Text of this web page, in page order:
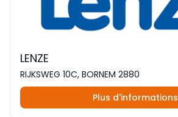
LENZE
RIJKSWEG 10C, BORNEM 2880
Plus d'informations